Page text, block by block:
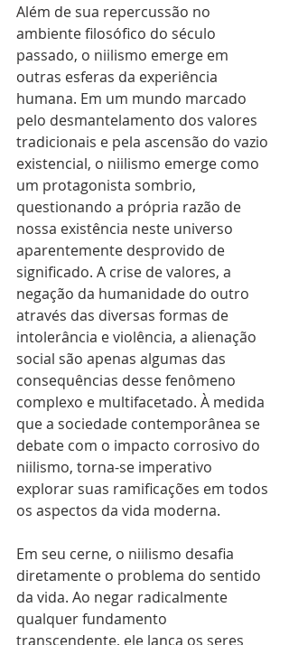
Além de sua repercussão no
ambiente filosófico do século
passado, o niilismo emerge em
outras esferas da experiência
humana. Em um mundo marcado
pelo desmantelamento dos valores
tradicionais e pela ascensão do vazio
existencial, o niilismo emerge como
um protagonista sombrio,
questionando a própria razão de
nossa existência neste universo
aparentemente desprovido de
significado. A crise de valores, a
negação da humanidade do outro
através das diversas formas de
intolerância e violência, a alienação
social são apenas algumas das
consequências desse fenômeno
complexo e multifacetado. À medida
que a sociedade contemporânea se
debate com o impacto corrosivo do
niilismo, torna-se imperativo
explorar suas ramificações em todos
os aspectos da vida moderna.
Em seu cerne, o niilismo desafia
diretamente o problema do sentido
da vida. Ao negar radicalmente
qualquer fundamento
transcendente, ele lança os seres